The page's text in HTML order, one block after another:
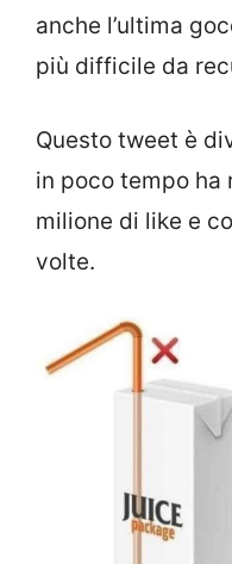
anche l’ultima
più difficile da
Questo tweet è
in poco tempo ha
milione di like e
volte.